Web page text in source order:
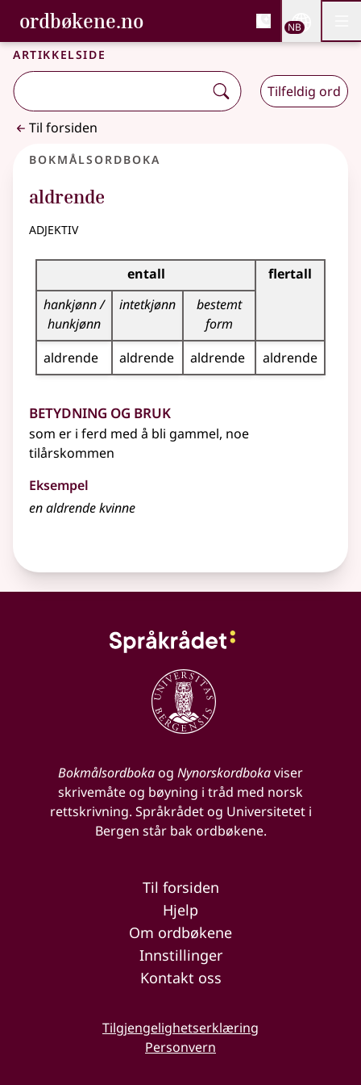
Gå til hovedinnhold
Tilgjengelighet
ordbøkene.no, Bokmålsordboka og
Bokmålsordboka og Nynorskordboka
NB
Artikkelside
Tilfeldig ord
Til forsiden
Bokmålsordboka
aldrende
adjektiv
Bøyingstabell for dette adjektivet
entall
flertall
hankjønn /
hunkjønn
intetkjønn
bestemt
form
aldrende
aldrende aldrende aldrende
Betydning og bruk
som er i ferd med å bli gammel, noe
tilårskommen
Eksempel
enaldrendekvinne
Bokmålsordbokaog Nynorskordbokaviser
skrivemåte og bøyning i tråd med norsk
rettskrivning. Språkrådet og Universitetet i
Bergen står bak ordbøkene.
Til forsiden
Hjelp
Om ordbøkene
Innstillinger
Kontakt oss
Tilgjengelighetserklæring
Personvern